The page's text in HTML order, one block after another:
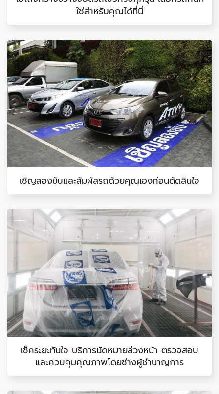
ใช่สำหรับคุณได้ที่นี่
เชิญลองขับและสัมผัสรถด้วยคุณเองก่อนตัดสินใจ
เช็คระยะทันใจ บริการนัดหมายล่วงหน้า ตรวจสอบ
และควบคุมคุณภาพโดยช่างผู้ชำนาญการ